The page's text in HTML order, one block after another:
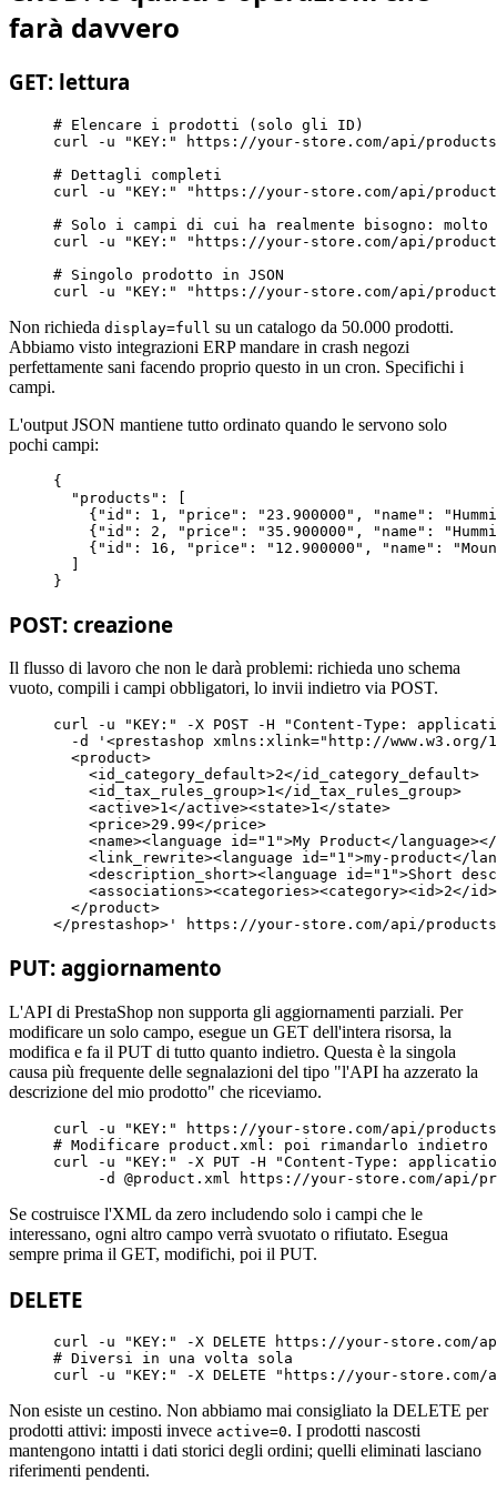
farà davvero
GET: lettura
# Elencare i prodotti (solo gli ID)
curl -u
"KEY:"
https://your-store.com/api/products
# Dettagli completi
curl -u
"KEY:"
"https://your-store.com/api/
# Solo i campi di cui ha realmente bisogno:
curl -u
"KEY:"
"https://your-store.com/api/
# Singolo prodotto in JSON
curl -u
"KEY:" "https://your-store.com/api/
Non richieda display=full su un catalogo da 50.000 prodotti.
Abbiamo visto integrazioni ERP mandare in crash negozi
perfettamente sani facendo proprio questo in un cron. Specifichi i
campi.
L'output JSON mantiene tutto ordinato quando le servono solo
pochi campi:
{
"products" :
{ "id" : 1 , "price" : "23.900000" , "name" :
{ "id" : 2 , "price" : "35.900000" , "name" :
{ "id" : 16 , "price" : "12.900000" , "name" :
}
POST: creazione
Il flusso di lavoro che non le darà problemi: richieda uno schema
vuoto, compili i campi obbligatori, lo invii indietro via POST.
curl -u "KEY:" -X POST -H
"Content-Type:
  -d
'<prestashop xmlns:xlink="http://www.w3.org/
  <product>
    <id_category_default>2</id_category_default>
    <id_tax_rules_group>1</id_tax_rules_group>
    <active>1</active><state>1</state>
    <price>29.99</price>
<name><language id="1">My Product</
<link_rewrite><language id="1">my-product</
<description_short><language id="1">Short
<associations><categories><category><id>2</
  </product>
</prestashop>'
https://your-store.com/api/products
PUT: aggiornamento
L'API di PrestaShop non supporta gli aggiornamenti parziali. Per
modificare un solo campo, esegue un GET dell'intera risorsa, la
modifica e fa il PUT di tutto quanto indietro. Questa è la singola
causa più frequente delle segnalazioni del tipo "l'API ha azzerato la
descrizione del mio prodotto" che riceviamo.
curl -u "KEY:"
https://your-store.com/api/
# Modificare product.xml: poi rimandarlo indietro
curl -u
"KEY:" -X PUT -H
"Content-Type:
-d @product.xml https://your-store.com/api/
Se costruisce l'XML da zero includendo solo i campi che le
interessano, ogni altro campo verrà svuotato o rifiutato. Esegua
sempre prima il GET, modifichi, poi il PUT.
DELETE
curl -u "KEY:"
-X DELETE https://your-store.com/
# Diversi in una volta sola
curl -u
"KEY:" -X DELETE "https://your-store.com/
Non esiste un cestino. Non abbiamo mai consigliato la DELETE per
prodotti attivi: imposti invece active=0. I prodotti nascosti
mantengono intatti i dati storici degli ordini; quelli eliminati lasciano
riferimenti pendenti.